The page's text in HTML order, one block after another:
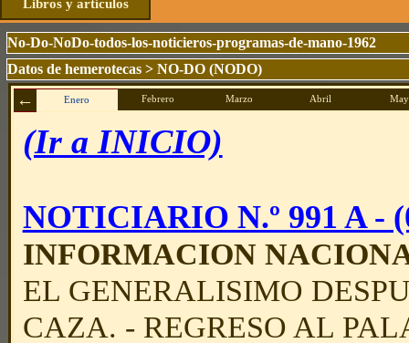
Libros y artículos
No-Do-NoDo-todos-los-noticieros-programas-de-mano-1962
Datos de hemerotecas> NO-DO (NODO)
Enero Febrero Marzo Abril
(Ir a INICIO)
NOTICIARIO N.º 991 A -
INFORMACION
EL GENERALISIMO
CAZA. - REGRESO AL